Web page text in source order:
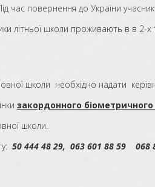
час повернення до України
літньої школи проживають в в 2-
школи необхідно надати
закордонного
школи.
50 444 48 29, 063 601 88 59 068